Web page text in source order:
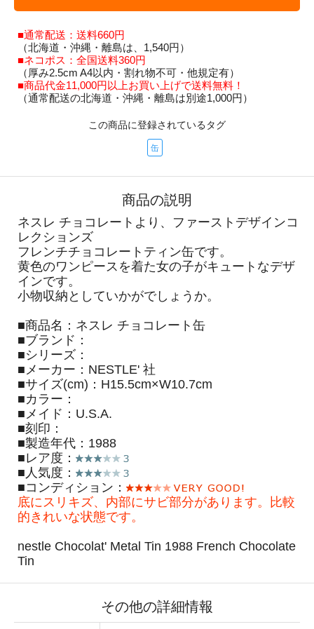
■通常配送：送料660円
（北海道・沖縄・離島は、1,540円）
■ネコポス：全国送料360円
（厚み2.5cm A4以内・割れ物不可・他規定有）
■商品代金11,000円以上お買い上げで送料無料！
（通常配送の北海道・沖縄・離島は別途1,000円）
この商品に登録されているタグ
缶
商品の説明
ネスレ チョコレートより、ファーストデザインコ
レクションズ
フレンチチョコレートティン缶です。
黄色のワンピースを着た女の子がキュートなデザ
インです。
小物収納としていかがでしょうか。
■商品名：ネスレ チョコレート缶
■ブランド：
■シリーズ：
■メーカー：NESTLE' 社
■サイズ(cm)：H15.5cm×W10.7cm
■カラー：
■メイド：U.S.A.
■刻印：
■製造年代：1988
■レア度：
■人気度：
■コンディション：
底にスリキズ、内部にサビ部分があります。比較
的きれいな状態です。
nestle Chocolat' Metal Tin 1988 French Chocolate
Tin
その他の詳細情報